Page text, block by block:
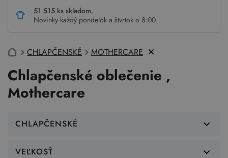
51 515 ks skladom.
Novinky každý pondelok a štvrtok o 8:00.
CHLAPČENSKÉ MOTHERCARE
Chlapčenské oblečenie ,
Mothercare
CHLAPČENSKÉ
VEĽKOSŤ